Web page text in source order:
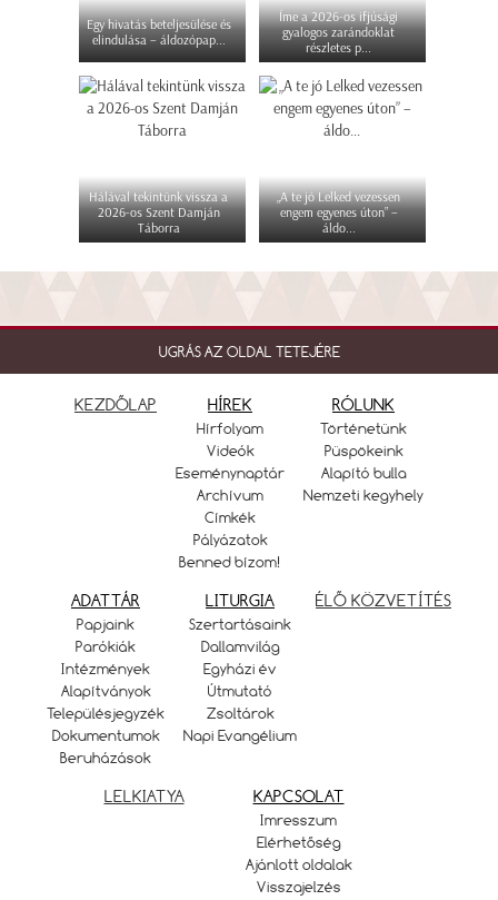
Egy hivatás beteljesülése és
elindulása – áldozópap...
Íme a 2026-os ifjúsági
gyalogos zarándoklat
részletes p...
Hálával tekintünk vissza a
2026-os Szent Damján
Táborra
„A te jó Lelked vezessen
engem egyenes úton” –
áldo...
UGRÁS AZ OLDAL TETEJÉRE
KEZDŐLAP HÍREK
Hírfolyam
Videók
Eseménynaptár
Archívum
Címkék
Pályázatok
Benned bízom!
RÓLUNK
Történetünk
Püspökeink
Alapító bulla
Nemzeti kegyhely
ADATTÁR
Papjaink
Parókiák
Intézmények
Alapítványok
Településjegyzék
Dokumentumok
Beruházások
LITURGIA
Szertartásaink
Dallamvilág
Egyházi év
Útmutató
Zsoltárok
Napi Evangélium
ÉLŐ KÖZVETÍTÉS
LELKIATYA KAPCSOLAT
Imresszum
Elérhetőség
Ajánlott oldalak
Visszajelzés